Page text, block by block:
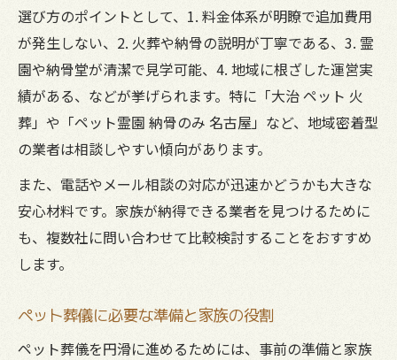
選び方のポイントとして、1. 料金体系が明瞭で追加費用
が発生しない、2. 火葬や納骨の説明が丁寧である、3. 霊
園や納骨堂が清潔で見学可能、4. 地域に根ざした運営実
績がある、などが挙げられます。特に「大治 ペット 火
葬」や「ペット霊園 納骨のみ 名古屋」など、地域密着型
の業者は相談しやすい傾向があります。
また、電話やメール相談の対応が迅速かどうかも大きな
安心材料です。家族が納得できる業者を見つけるために
も、複数社に問い合わせて比較検討することをおすすめ
します。
ペット葬儀に必要な準備と家族の役割
ペット葬儀を円滑に進めるためには、事前の準備と家族